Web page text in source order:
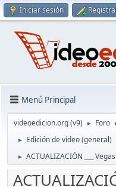
Iniciar sesión
Menú Principal
videoedicion.org (v9) ► Foro
► Edición de vídeo (general)
► ACTUALIZACIÓN ___